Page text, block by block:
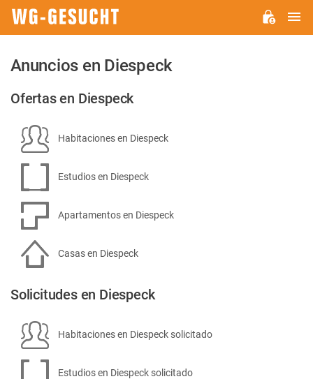
Anuncios en Diespeck
Ofertas en Diespeck
Habitaciones en Diespeck
Estudios en Diespeck
Apartamentos en Diespeck
Casas en Diespeck
Solicitudes en Diespeck
Habitaciones en Diespeck solicitado
Estudios en Diespeck solicitado